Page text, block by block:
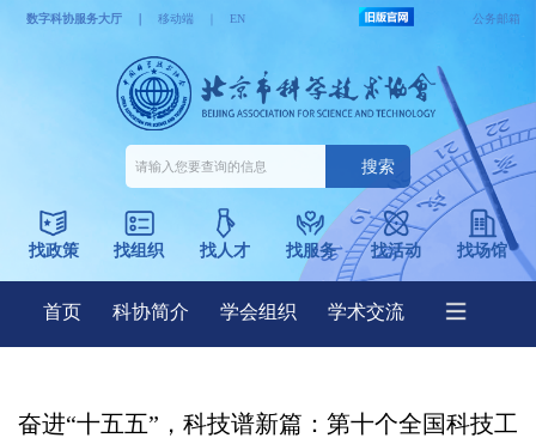
奋进“十五五”，科技谱新篇：第十个全国科技工